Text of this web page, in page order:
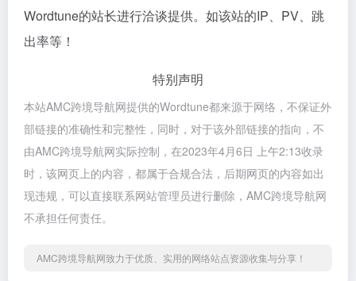
Wordtune的站长进行洽谈提供。如该站的IP、PV、跳
出率等！
特别声明
本站AMC跨境导航网提供的Wordtune都来源于网络，不保证外
部链接的准确性和完整性，同时，对于该外部链接的指向，不
由AMC跨境导航网实际控制，在2023年4月6日 上午2:13收录
时，该网页上的内容，都属于合规合法，后期网页的内容如出
现违规，可以直接联系网站管理员进行删除，AMC跨境导航网
不承担任何责任。
AMC跨境导航网致力于优质、实用的网络站点资源收集与分享！